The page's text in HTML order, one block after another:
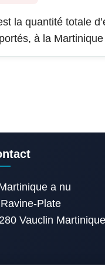
la quantité totale
à la
a nu
Plate
Vauclin Martinique